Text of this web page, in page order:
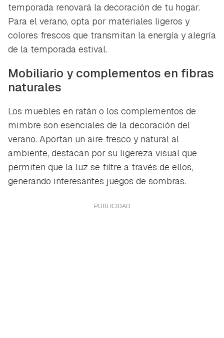
temporada renovará la decoración de tu hogar.
Para el verano, opta por materiales ligeros y
colores frescos que transmitan la energía y alegría
de la temporada estival.
Mobiliario y complementos en fibras
naturales
Los muebles en ratán o los complementos de
mimbre son esenciales de la decoración del
verano. Aportan un aire fresco y natural al
ambiente, destacan por su ligereza visual que
permiten que la luz se filtre a través de ellos,
generando interesantes juegos de sombras.